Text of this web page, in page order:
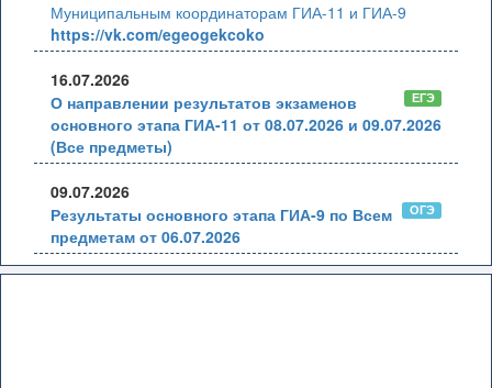
Муниципальным координаторам ГИА-11 и ГИА-9
https://vk.com/egeogekcoko
16.07.2026
ЕГЭ
О направлении результатов экзаменов
основного этапа ГИА-11 от 08.07.2026 и 09.07.2026
(Все предметы)
09.07.2026
ОГЭ
Результаты основного этапа ГИА-9 по Всем
предметам от 06.07.2026